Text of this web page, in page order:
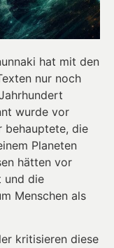
hat mit den
nur noch
wurde vor
behauptete, die
Planeten
hätten vor
und die
Menschen als
kritisieren diese